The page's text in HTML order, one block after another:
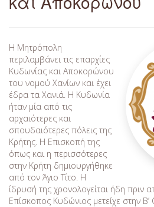
Η Μητρόπολη
περιλαμβάνει τις επαρχίες
Κυδωνίας και Αποκορώνου
του νομού Χανίων και έχει
έδρα τα Χανιά. Η Κυδωνία
ήταν μία από τις
αρχαιότερες και
σπουδαιότερες πόλεις της
Κρήτης. Η Επισκοπή της
όπως και η περισσότερες
στην Κρήτη δημιουργήθηκε
από τον Άγιο Τίτο. Η
ίδρυσή της χρονολογείται ήδη πριν
Επίσκοπος Κυδώνιος μετείχε στην Β’